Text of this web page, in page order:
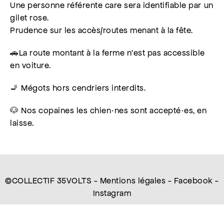
Une personne référente care sera identifiable par un
gilet rose.
Prudence sur les accès/routes menant à la fête.
🚗La route montant à la ferme n’est pas accessible
en voiture.
🚬 Mégots hors cendriers interdits.
🐶 Nos copaines les chien·nes sont accepté·es, en
laisse.
©COLLECTIF 35VOLTS - Mentions légales - Facebook -
Instagram